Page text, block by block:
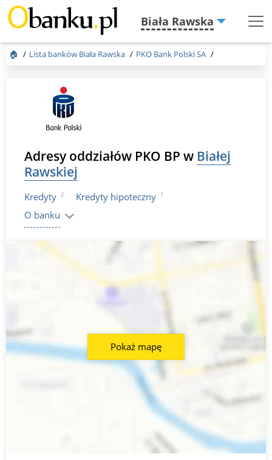
Biała Rawska
Menu
🏠 Lista banków Biała Rawska PKO Bank Polski SA
Adresy oddziałów PKO BP w Białej
Rawskiej
Kredyty 2 Kredyty hipoteczny 1
O banku
Pokaż mapę